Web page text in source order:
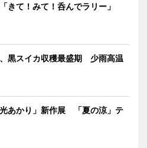
きて！みて！呑んでラリー」
黒スイカ収穫最盛期 少雨高温
あかり」新作展 「夏の涼」テ